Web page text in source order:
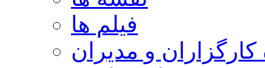
فیلم ها
كارگزاران و مديران